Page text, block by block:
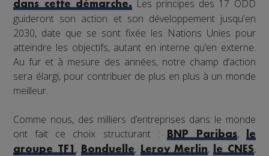
dans cette démarche.Les principes des 17 ODD
guideront son action et son développement jusqu'en
2030, date que se sont fixée les Nations Unies pour
atteindre les objectifs, autant en interne qu’en externe.
Au fur et à mesure des années, notre champ d’action
sera élargi, pour contribuer de plus en plus à un monde
meilleur.
Comme nous, des milliers d’entreprises dans le monde
ont fait ce choix structurant :
BNP Paribas,
le
groupe TF1 , Bonduelle, Leroy Merlin, le CNES,